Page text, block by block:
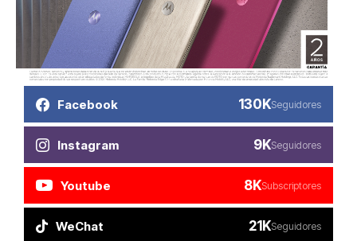
Facebook 130KSeguidores
Instagram 9KSeguidores
Youtube 8KSubscriptores
WeChat 21KSeguidores